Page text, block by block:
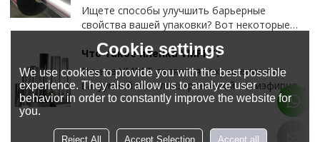
Ищете способы улучшить барьерные
свойства вашей упаковки? Вот некоторые
оптимизации упаковочных барьеров и
повышении эффективности производства.
Что такое пленка VMPET?
Пленка VMPET является сокращением от
вакуумной металлизированной полиэфирной
пленки, то есть в условиях вакуума тонкий
поверхность подложки из ПЭТ (полиэфирной)
Cookie settings
We use cookies to provide you with the best possible
experience. They also allow us to analyze user
behavior in order to constantly improve the website for
you.
Reject All Accept Selection Accept all